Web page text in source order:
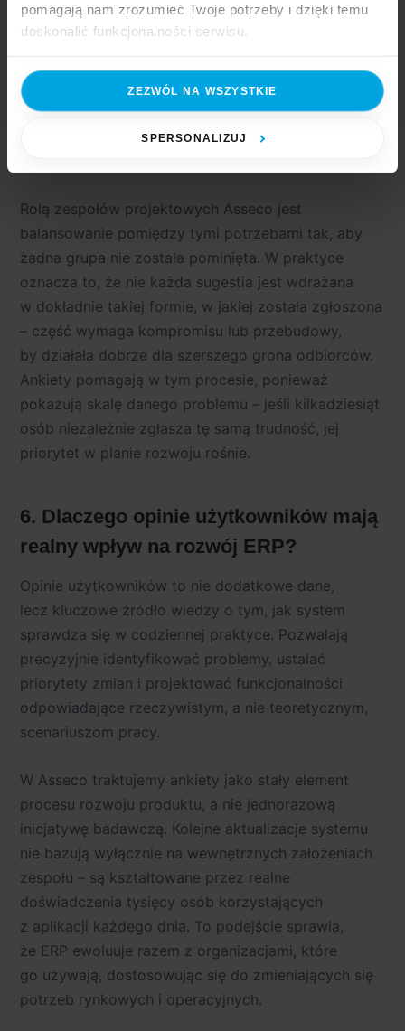
pomagają nam zrozumieć Twoje potrzeby i dzięki temu
doskonalić funkcjonalności serwisu.
Część z plików jest niezbędna do prawidłowego działania
serwisu i jego funkcjonalności. Jeżeli nie wyrażasz
zgody na zapisywanie plików cookies, możesz łatwo
zarządzać swoimi uprawnieniami, np. we własnej
znajdziesz w naszej Polityce Cookies i Polityce
Prywatności
Dowiedz się więcej o tym, jak Google przetwarza dane
osobowe https://business.safety.google/privacy/ .
ZEZWÓL NA WSZYSTKIE
SPERSONALIZUJ
Różne grupy użytkowników systemu ERP mają
odmienne, a czasem wprost sprzeczne, oczekiwania.
i szczegółowej kontroli uprawnień, użytkownicy
operacyjni oczekują szybkości i prostoty, a kadra
zarządzająca wymaga czytelnych raportów
Rolą zespołów projektowych Asseco jest
balansowanie pomiędzy tymi potrzebami tak, aby
żadna grupa nie została pominięta. W praktyce
oznacza to, że nie każda sugestia jest wdrażana
w dokładnie takiej formie, w jakiej została zgłoszona
– część wymaga kompromisu lub przebudowy,
by działała dobrze dla szerszego grona odbiorców.
Ankiety pomagają w tym procesie, ponieważ
pokazują skalę danego problemu – jeśli kilkadziesiąt
osób niezależnie zgłasza tę samą trudność, jej
priorytet w planie rozwoju rośnie.
6. Dlaczego opinie użytkowników mają
realny wpływ na rozwój ERP?
Opinie użytkowników to nie dodatkowe dane,
lecz kluczowe źródło wiedzy o tym, jak system
sprawdza się w codziennej praktyce. Pozwalają
precyzyjnie identyfikować problemy, ustalać
priorytety zmian i projektować funkcjonalności
odpowiadające rzeczywistym, a nie teoretycznym,
scenariuszom pracy.
W Asseco traktujemy ankiety jako stały element
procesu rozwoju produktu, a nie jednorazową
inicjatywę badawczą. Kolejne aktualizacje systemu
nie bazują wyłącznie na wewnętrznych założeniach
zespołu – są kształtowane przez realne
doświadczenia tysięcy osób korzystających
z aplikacji każdego dnia. To podejście sprawia,
że ERP ewoluuje razem z organizacjami, które
go używają, dostosowując się do zmieniających się
potrzeb rynkowych i operacyjnych.